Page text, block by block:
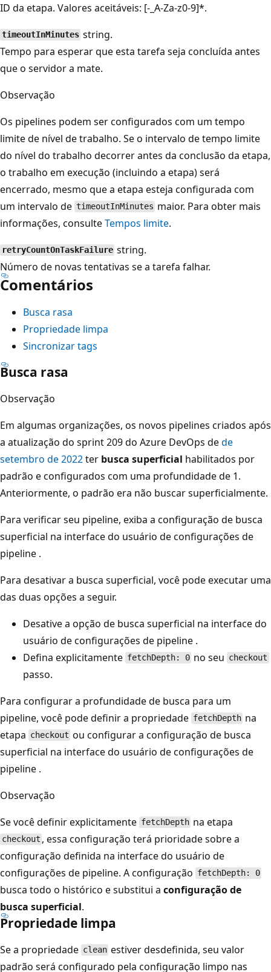
ID da etapa. Valores aceitáveis: [-_A-Za-z0-9]*.
timeoutInMinutes string.
Tempo para esperar que esta tarefa seja concluída antes
que o servidor a mate.
Observação
Os pipelines podem ser configurados com um tempo
limite de nível de trabalho. Se o intervalo de tempo limite
do nível do trabalho decorrer antes da conclusão da etapa,
o trabalho em execução (incluindo a etapa) será
encerrado, mesmo que a etapa esteja configurada com
um intervalo de timeoutInMinutes maior. Para obter mais
informações, consulteTempos limite.
retryCountOnTaskFailure string.
Número de novas tentativas se a tarefa falhar.
Comentários
Busca rasa
Propriedade limpa
Sincronizar tags
Busca rasa
Observação
Em algumas organizações, os novos pipelines criados após
a atualização do sprint 209 do Azure DevOps dede
setembro de 2022ter busca superficial habilitados por
padrão e configurados com uma profundidade de 1.
Anteriormente, o padrão era não buscar superficialmente.
Para verificar seu pipeline, exiba a configuração de busca
superficial na interface do usuário de configurações de
pipeline .
Para desativar a busca superficial, você pode executar uma
das duas opções a seguir.
Desative a opção de busca superficial na interface do
usuário de configurações de pipeline .
Defina explicitamente fetchDepth: 0 no seu checkout
passo.
Para configurar a profundidade de busca para um
pipeline, você pode definir a propriedade fetchDepth na
etapa checkout ou configurar a configuraçãode busca
superficial na interface do usuário de configurações de
pipeline .
Observação
Se você definir explicitamente fetchDepth na etapa
checkout , essa configuração terá prioridade sobre a
configuração definida na interface do usuário de
configurações de pipeline. A configuração fetchDepth: 0
busca todo o histórico e substitui a configuração de
busca superficial.
Propriedade limpa
Se a propriedade clean estiver desdefinida, seu valor
padrão será configurado pela configuração limpo nas